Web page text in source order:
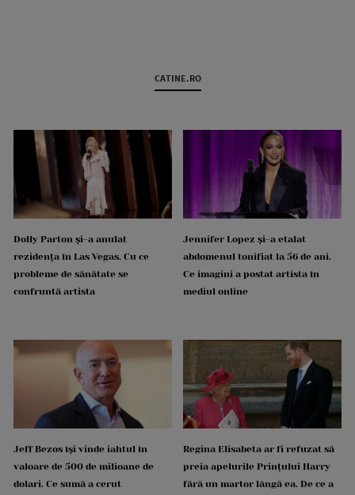
CATINE.RO
Dolly Parton și-a anulat
rezidența în Las Vegas. Cu ce
probleme de sănătate se
confruntă artista
Jennifer Lopez și-a etalat
abdomenul tonifiat la 56 de ani.
Ce imagini a postat artista în
mediul online
Jeff Bezos își vinde iahtul în
valoare de 500 de milioane de
dolari. Ce sumă a cerut
Regina Elisabeta ar fi refuzat să
preia apelurile Prințului Harry
fără un martor lângă ea. De ce a